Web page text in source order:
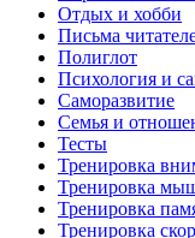
Отдых и хобби
Письма
Полиглот
Психология и
Саморазвитие
Семья и
Тесты
Тренировка
Тренировка
Тренировка
Тренировка